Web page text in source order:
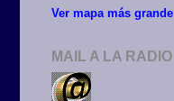
Ver mapa más grande
MAIL A LA RADIO